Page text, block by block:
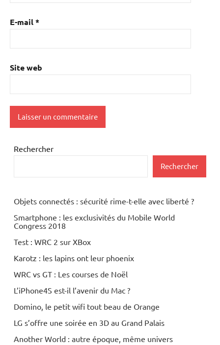
E-mail*
Site web
Rechercher
Rechercher
Objets connectés : sécurité rime-t-elle avec liberté ?
Smartphone : les exclusivités du Mobile World
Congress 2018
Test : WRC 2 sur XBox
Karotz : les lapins ont leur phoenix
WRC vs GT : Les courses de Noël
L’iPhone4S est-il l’avenir du Mac ?
Domino, le petit wifi tout beau de Orange
LG s’offre une soirée en 3D au Grand Palais
Another World : autre époque, même univers